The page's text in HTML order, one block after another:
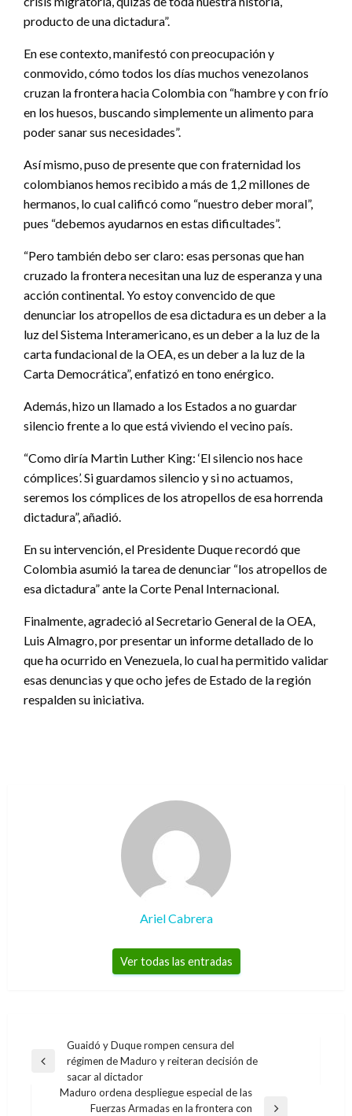
producto de una dictadura”.
En ese contexto, manifestó con preocupación y
conmovido, cómo todos los días muchos venezolanos
cruzan la frontera hacia Colombia con “hambre y con frío
en los huesos, buscando simplemente un alimento para
poder sanar sus necesidades”.
Así mismo, puso de presente que con fraternidad los
colombianos hemos recibido a más de 1,2 millones de
hermanos, lo cual calificó como “nuestro deber moral”,
pues “debemos ayudarnos en estas dificultades”.
“Pero también debo ser claro: esas personas que han
cruzado la frontera necesitan una luz de esperanza y una
acción continental. Yo estoy convencido de que
denunciar los atropellos de esa dictadura es un deber a la
luz del Sistema Interamericano, es un deber a la luz de la
carta fundacional de la OEA, es un deber a la luz de la
Carta Democrática”, enfatizó en tono enérgico.
Además, hizo un llamado a los Estados a no guardar
silencio frente a lo que está viviendo el vecino país.
“Como diría Martin Luther King: ‘El silencio nos hace
cómplices’. Si guardamos silencio y si no actuamos,
seremos los cómplices de los atropellos de esa horrenda
dictadura”, añadió.
En su intervención, el Presidente Duque recordó que
Colombia asumió la tarea de denunciar “los atropellos de
esa dictadura” ante la Corte Penal Internacional.
Finalmente, agradeció al Secretario General de la OEA,
Luis Almagro, por presentar un informe detallado de lo
que ha ocurrido en Venezuela, lo cual ha permitido validar
esas denuncias y que ocho jefes de Estado de la región
respalden su iniciativa.
Ariel Cabrera
Ver todas las entradas
Navegación
de
entradas
Entrada
Guaidó y Duque rompen censura del
régimen de Maduro y reiteran decisión de
sacar al dictador
Maduro ordena despliegue especial de las
Fuerzas Armadas en la frontera con